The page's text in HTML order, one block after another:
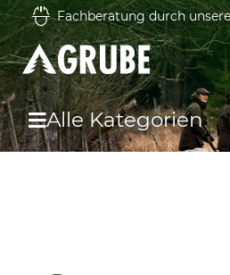
Fachberatung durch
Alle Kategorien